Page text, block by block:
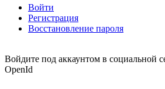
Войти
Регистрация
Восстановление пароля
Войдите под аккаунтом в социальной
OpenId